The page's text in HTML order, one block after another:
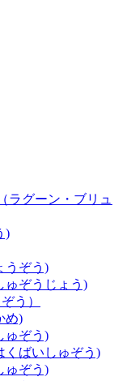
ラグーン・ブリュ
)
うぞう)
ゅぞうじょう)
う）
め)
ゅぞう)
くばいしゅぞう)
ゅぞう)